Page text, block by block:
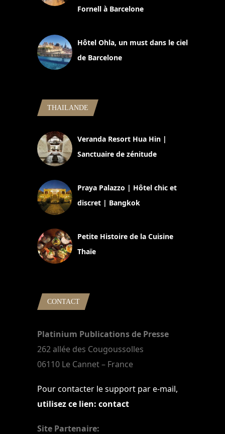
Fornell à Barcelone
Hôtel Ohla, un must dans le ciel
de Barcelone
THAILANDE
Veranda Resort Hua Hin |
Sanctuaire de zénitude
Praya Palazzo | Hôtel chic et
discret | Bangkok
Petite Histoire de la Cuisine
Thaïe
CONTACT
Platinium Publications de Presse
262 allée des Cougoussolles
06110 Le Cannet – France
Pour contacter le support par e-mail,
utilisez ce lien: contact
Site Partenaire: